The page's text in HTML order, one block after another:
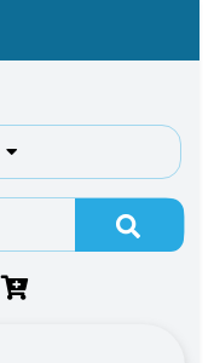
Αναζήτηση για: